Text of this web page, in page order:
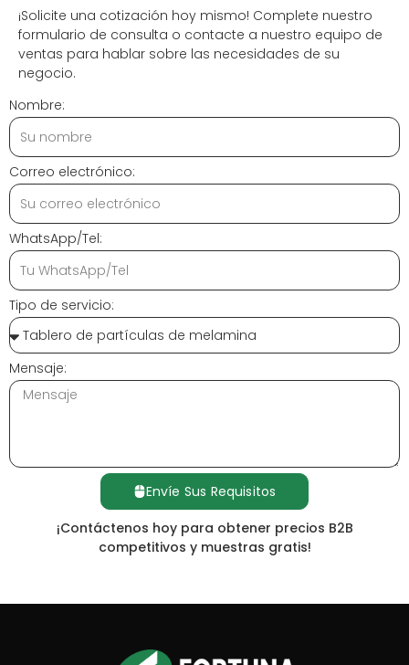
¡Solicite una cotización hoy mismo! Complete nuestro
formulario de consulta o contacte a nuestro equipo de
ventas para hablar sobre las necesidades de su
negocio.
Nombre:
Correo electrónico:
WhatsApp/Tel:
Tipo de servicio:
Mensaje:
Envíe Sus Requisitos
¡Contáctenos hoy para obtener precios B2B
competitivos y muestras gratis!